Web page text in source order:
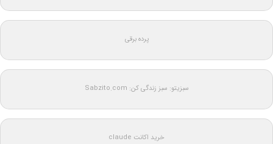
پرده برقی
سبزیتو: سبز زندگی کن: Sabzito.com
خرید اکانت claude